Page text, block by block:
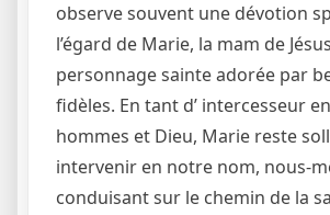
observe souvent une dévotion
l’égard de Marie, la mam de
personnage sainte adorée par
fidèles. En tant d’ intercesseur
hommes et Dieu, Marie reste
intervenir en notre nom, nous-
conduisant sur le chemin de la